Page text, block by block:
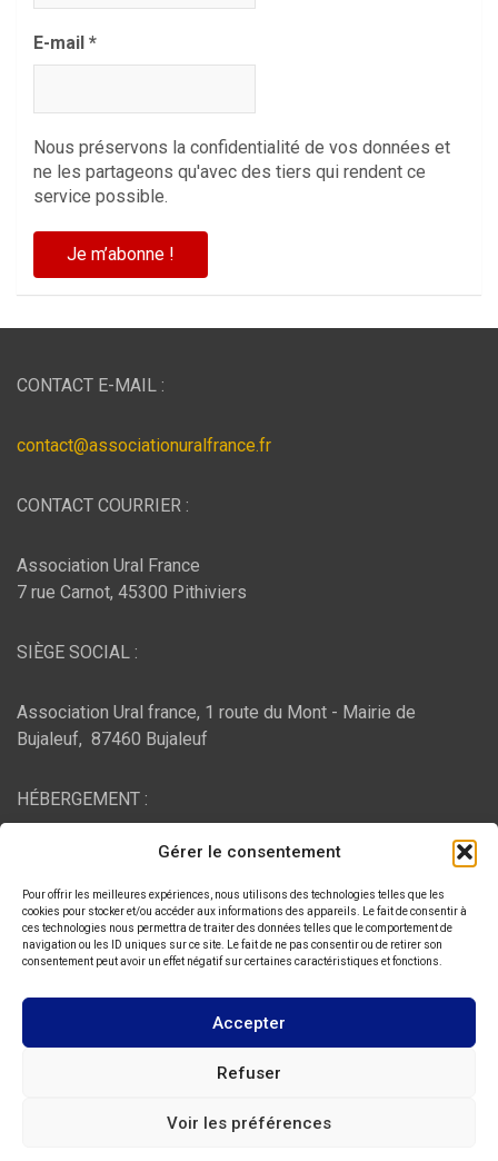
Gérer le consentement
Pour offrir les meilleures expériences, nous utilisons des technologies telles que les
cookies pour stocker et/ou accéder aux informations des appareils. Le fait de consentir à
ces technologies nous permettra de traiter des données telles que le comportement de
navigation ou les ID uniques sur ce site. Le fait de ne pas consentir ou de retirer son
consentement peut avoir un effet négatif sur certaines caractéristiques et fonctions.
Accepter
Refuser
Voir les préférences
E-mail *
Nous préservons la confidentialité de vos données et
ne les partageons qu'avec des tiers qui rendent ce
service possible.
CONTACT E-MAIL :
contact@associationuralfrance.fr
CONTACT COURRIER :
Association Ural France
7 rue Carnot, 45300 Pithiviers
SIÈGE SOCIAL :
Association Ural france, 1 route du Mont - Mairie de
Bujaleuf, 87460 Bujaleuf
HÉBERGEMENT :
, Chemin des Pardiaux, 63000 Clermont-Ferrand
Copyright © 2026ASSOCIATION URAL FRANCE
Fièrement propulsé par :